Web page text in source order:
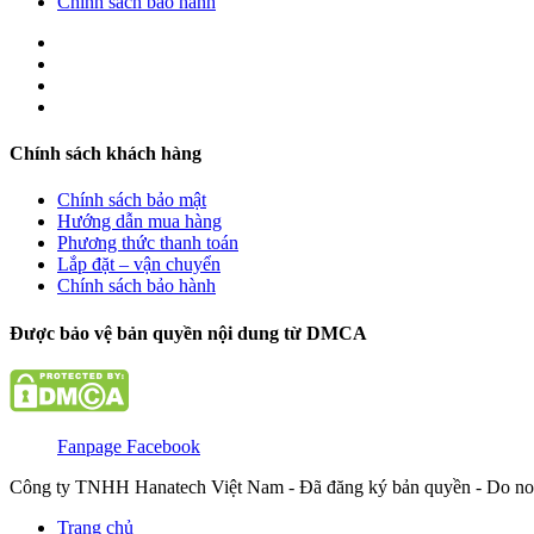
Chính sách khách hàng
Chính sách bảo mật
Hướng dẫn mua hàng
Phương thức thanh toán
Lắp đặt – vận chuyển
Chính sách bảo hành
Được bảo vệ bản quyền nội dung từ DMCA
Fanpage Facebook
Công ty TNHH Hanatech Việt Nam - Đã đăng ký bản quyền - Do
Trang chủ